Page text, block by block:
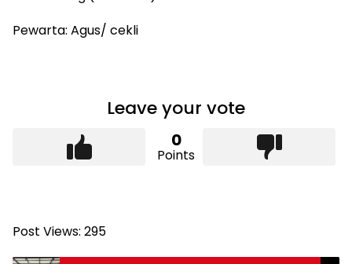
Pewarta: Agus/ cekli
Leave your vote
0
Points
Post Views: 295